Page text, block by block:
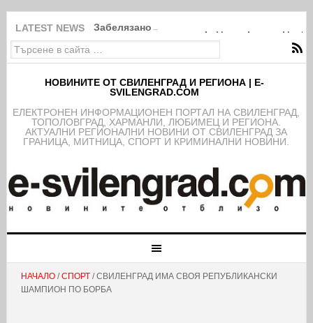
LATEST NEWS Забелязано в Свиленград: Покрити в
НОВИНИТЕ ОТ СВИЛЕНГРАД И РЕГИОНА | E-
SVILENGRAD.COM
EЛЕКТРОНЕН ИНФОРМАЦИОНЕН ПОРТАЛ НА СВИЛЕНГРАД,
ТОПОЛОВГРАД, ХАРМАНЛИ, ЛЮБИМЕЦ И РЕГИОНА.
АКТУАЛНИ РЕГИОНАЛНИ НОВИНИ ОТ СВИЛЕНГРАД ЗА
ГРАНИЦА, МИТНИЦА, СПОРТ И КРИМИНАЛНИ НОВИНИ.
НАЧАЛО/СПОРТ/ СВИЛЕНГРАД ИМА СВОЯ РЕПУБЛИКАНСКИ
ШАМПИОН ПО БОРБА